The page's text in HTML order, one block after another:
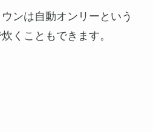
ンは自動オンリーという
くこともできます。